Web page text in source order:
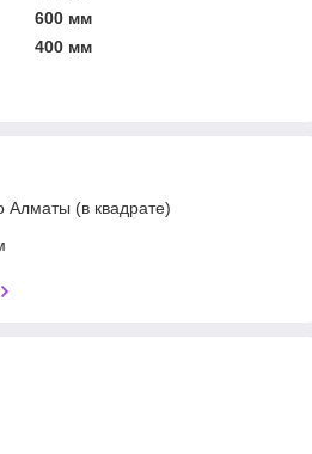
600 мм
400 мм
Алматы (в квадрате)